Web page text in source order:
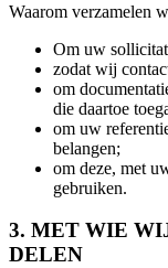
Waarom verzamelen
Om uw
zodat wij
om
die daartoe
om uw
belangen;
om deze, met
gebruiken.
3. MET WIE
DELEN